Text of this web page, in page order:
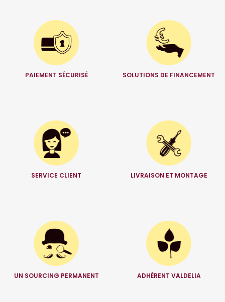
PAIEMENT SÉCURISÉ SOLUTIONS DE FINANCEMENT
SERVICE CLIENT LIVRAISON ET MONTAGE
UN SOURCING PERMANENT ADHÉRENT VALDELIA